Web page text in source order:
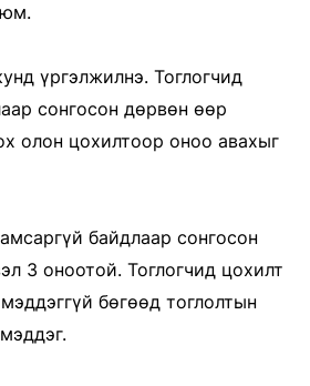
юм.
үргэлжилнэ. Тоглогчид
сонгосон дөрвөн өөр
олон цохилтоор оноо авахыг
байдлаар сонгосон
3 оноотой. Тоглогчид цохилт
бөгөөд тоглолтын